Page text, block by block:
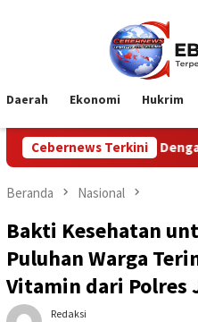
Daerah Ekonomi Hukrim
Cebernews Terkini
Dengan Masyarakat Cot
Beranda Nasional
Bakti Kesehatan
Puluhan Warga
Vitamin dari Polres
Redaksi